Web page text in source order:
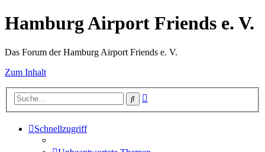
Hamburg Airport Friends e. V.
Das Forum der Hamburg Airport Friends e. V.
Zum Inhalt
Suche
Schnellzugriff